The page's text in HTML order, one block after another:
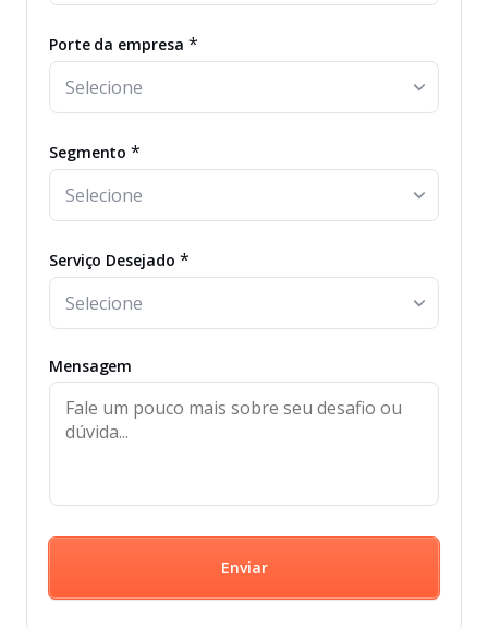
Porte da empresa *
Segmento*
Serviço Desejado *
Mensagem
Enviar